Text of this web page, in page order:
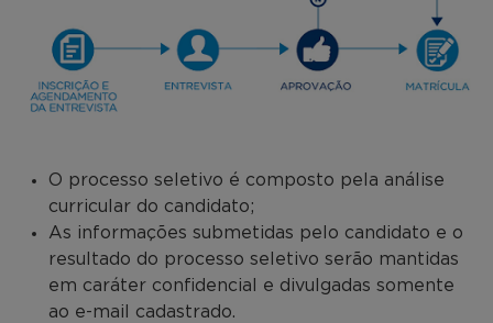
O processo seletivo é composto pela análise
curricular do candidato;
As informações submetidas pelo candidato e o
resultado do processo seletivo serão mantidas
em caráter confidencial e divulgadas somente
ao e-mail cadastrado.